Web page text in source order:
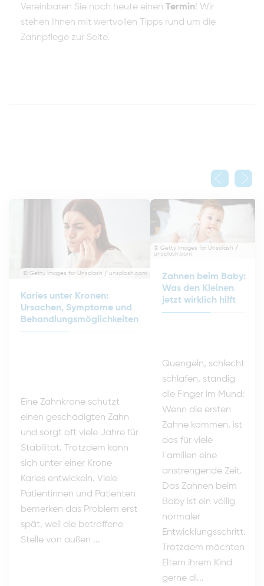
Vereinbaren Sie noch heute einen Termin! Wir
stehen Ihnen mit wertvollen Tipps rund um die
Zahnpflege zur Seite.
© Getty Images for Unsplash / unsplash.com
Karies unter Kronen:
Ursachen, Symptome und
Behandlungsmöglichkeiten
Eine Zahnkrone schützt
einen geschädigten Zahn
und sorgt oft viele Jahre für
Stabilität. Trotzdem kann
sich unter einer Krone
Karies entwickeln. Viele
Patientinnen und Patienten
bemerken das Problem erst
spät, weil die betroffene
Stelle von außen ...
© Getty Images for Unsplash /
unsplash.com
Zahnen beim Baby:
Was den Kleinen
jetzt wirklich hilft
Quengeln, schlecht
schlafen, ständig
die Finger im Mund:
Wenn die ersten
Zähne kommen, ist
das für viele
Familien eine
anstrengende Zeit.
Das Zahnen beim
Baby ist ein völlig
normaler
Entwicklungsschritt.
Trotzdem möchten
Eltern ihrem Kind
gerne di...